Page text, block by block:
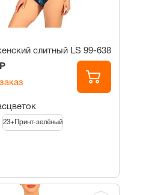
слитный LS 99-638
23+Принт-зелёный